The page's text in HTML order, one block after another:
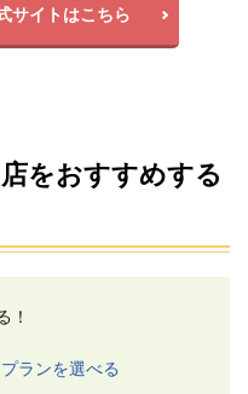
サイトはこちら
をおすすめする
！
ランを選べる